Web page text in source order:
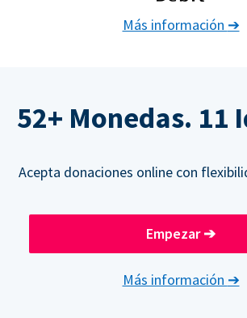
Más información ➔
52+ Monedas. 11
Acepta donaciones online con
Empezar➔
Más información ➔